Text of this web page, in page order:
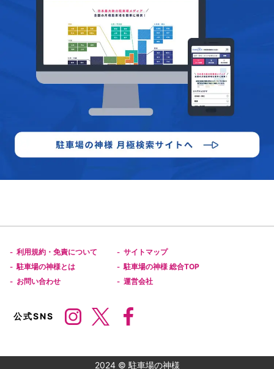
- 利用規約・免責について - サイトマップ
- 駐車場の神様とは - 駐車場の神様 総合TOP
- お問い合わせ - 運営会社
公式SNS
2024 © 駐車場の神様